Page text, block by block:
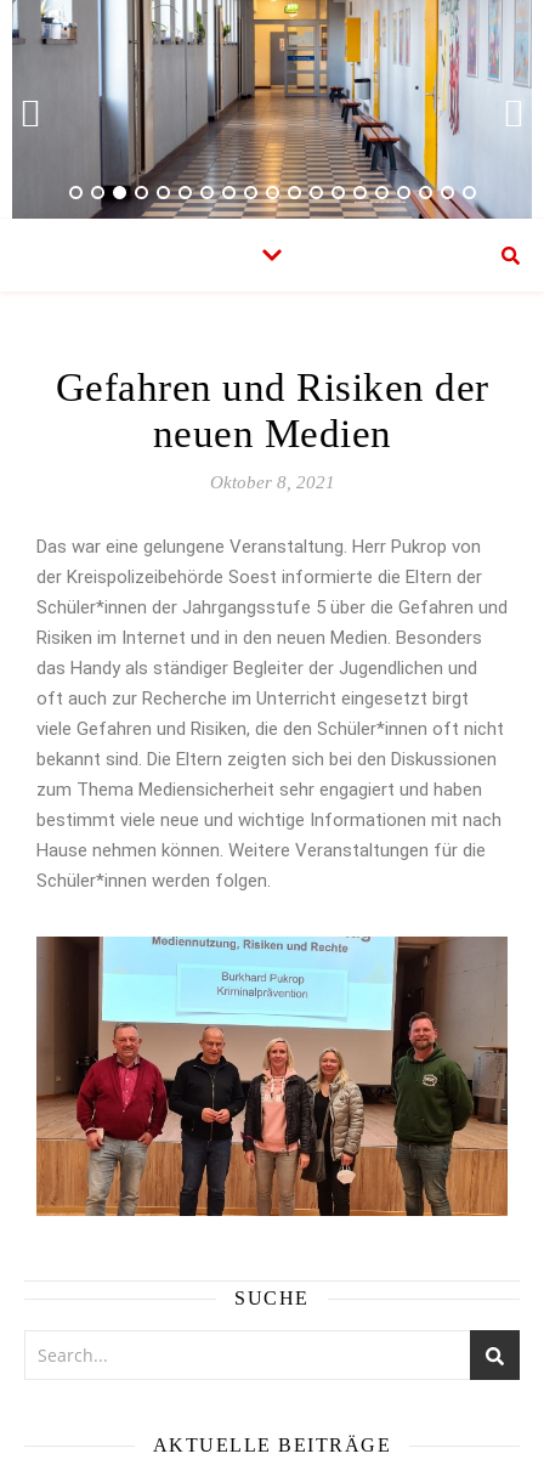
Gefahren und Risiken der
neuen Medien
Oktober 8, 2021
Das war eine gelungene Veranstaltung. Herr Pukrop von
der Kreispolizeibehörde Soest informierte die Eltern der
Schüler*innen der Jahrgangsstufe 5 über die Gefahren und
Risiken im Internet und in den neuen Medien. Besonders
das Handy als ständiger Begleiter der Jugendlichen und
oft auch zur Recherche im Unterricht eingesetzt birgt
viele Gefahren und Risiken, die den Schüler*innen oft nicht
bekannt sind. Die Eltern zeigten sich bei den Diskussionen
zum Thema Mediensicherheit sehr engagiert und haben
bestimmt viele neue und wichtige Informationen mit nach
Hause nehmen können. Weitere Veranstaltungen für die
Schüler*innen werden folgen.
SUCHE
AKTUELLE BEITRÄGE